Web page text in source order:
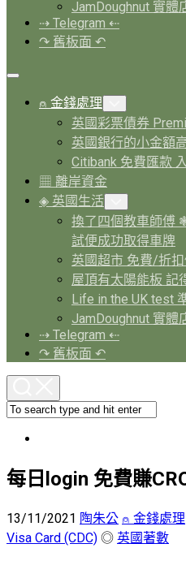
JamDoughnut 實體
⇢ Telegram ⇠
↷ 舊板面 ↶
Expand
Current
Page
Parent
⍝ 金錢處理
Child
Menu
英國彩票債券
英國銀行的小金額
Citibank 免費匯款
▦ 離岸資金
◈ 英國生活
Child
Menu
換了四個教車師傅
試便成功取得車牌
英國超市 免費/折
屋頂有太陽能板 記
Life in the UK test
JamDoughnut 實體
⇢ Telegram ⇠
↷ 舊板面 ↶
每日login 免費賺
13/11/2021 陶朱公 ⍝ 金錢處理
Visa Card (CDC) ◎ 英國著數